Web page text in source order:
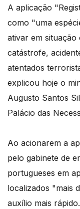
A aplicação
como "uma
ativar em
catástrofe,
atentados
explicou hoje o
Augusto Santos
Palácio das
Ao acionarem a
pelo gabinete de
portugueses em
localizados "mais
auxílio mais rápido.